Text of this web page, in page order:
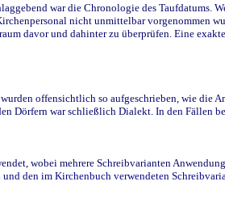
war die Chronologie des
nicht unmittelbar vorgenommen
davor und dahinter zu überprüfen. Eine
offensichtlich so aufgeschrieben, wie die
Dörfern war schließlich Dialekt. In den Fällen
wobei mehrere Schreibvarianten
den im Kirchenbuch verwendeten